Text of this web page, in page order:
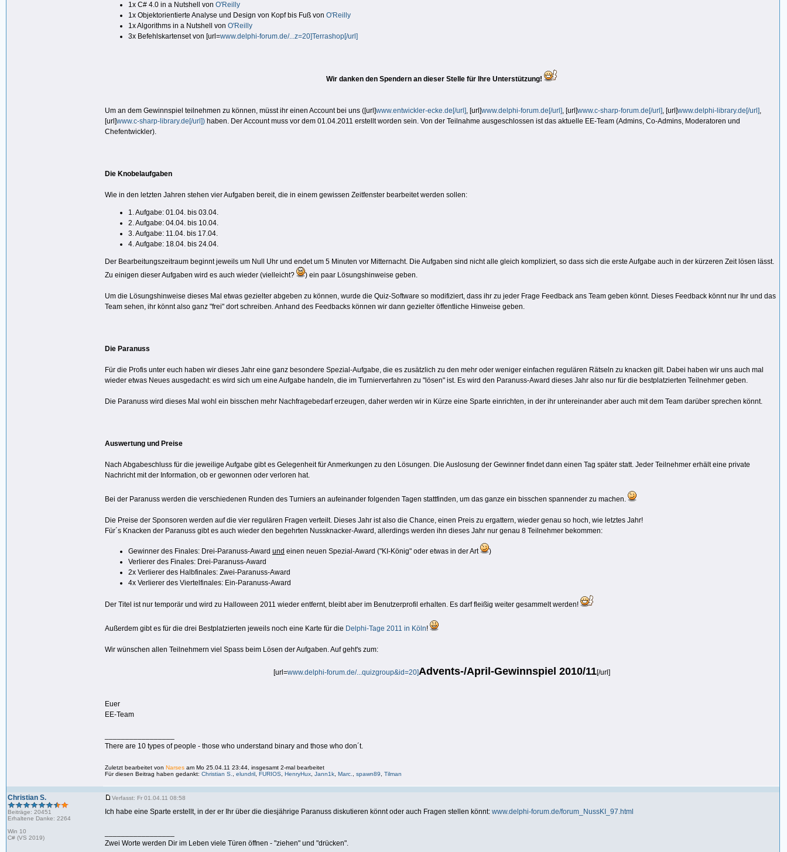
1x C# 4.0 in a Nutshell von O'Reilly
1x Objektorientierte Analyse und Design von Kopf bis Fuß von O'Reilly
1x Algorithms in a Nutshell von O'Reilly
3x Befehlskartenset von [url=www.delphi-forum.de/...z=20]Terrashop[/url]
Wir danken den Spendern an dieser Stelle für Ihre Unterstützung!
Um an dem Gewinnspiel teilnehmen zu können, müsst ihr einen Account bei uns ([url]www.entwickler-ecke.de[/url], [url]www.delphi-forum.de[/url], [url]www.c-sharp-forum.de[/url], [url]www.delphi-library.de[/url],
[url]www.c-sharp-library.de[/url]) haben. Der Account muss vor dem 01.04.2011 erstellt worden sein. Von der Teilnahme ausgeschlossen ist das aktuelle EE-Team (Admins, Co-Admins, Moderatoren und
Chefentwickler).
Die Knobelaufgaben
Wie in den letzten Jahren stehen vier Aufgaben bereit, die in einem gewissen Zeitfenster bearbeitet werden sollen:
1. Aufgabe: 01.04. bis 03.04.
2. Aufgabe: 04.04. bis 10.04.
3. Aufgabe: 11.04. bis 17.04.
4. Aufgabe: 18.04. bis 24.04.
Der Bearbeitungszeitraum beginnt jeweils um Null Uhr und endet um 5 Minuten vor Mitternacht. Die Aufgaben sind nicht alle gleich kompliziert, so dass sich die erste Aufgabe auch in der kürzeren Zeit lösen lässt.
Zu einigen dieser Aufgaben wird es auch wieder (vielleicht?
) ein paar Lösungshinweise geben.
Um die Lösungshinweise dieses Mal etwas gezielter abgeben zu können, wurde die Quiz-Software so modifiziert, dass ihr zu jeder Frage Feedback ans Team geben könnt. Dieses Feedback könnt nur Ihr und das
Team sehen, ihr könnt also ganz "frei" dort schreiben. Anhand des Feedbacks können wir dann gezielter öffentliche Hinweise geben.
Die Paranuss
Für die Profis unter euch haben wir dieses Jahr eine ganz besondere Spezial-Aufgabe, die es zusätzlich zu den mehr oder weniger einfachen regulären Rätseln zu knacken gilt. Dabei haben wir uns auch mal
wieder etwas Neues ausgedacht: es wird sich um eine Aufgabe handeln, die im Turnierverfahren zu "lösen" ist. Es wird den Paranuss-Award dieses Jahr also nur für die bestplatzierten Teilnehmer geben.
Die Paranuss wird dieses Mal wohl ein bisschen mehr Nachfragebedarf erzeugen, daher werden wir in Kürze eine Sparte einrichten, in der ihr untereinander aber auch mit dem Team darüber sprechen könnt.
Auswertung und Preise
Nach Abgabeschluss für die jeweilige Aufgabe gibt es Gelegenheit für Anmerkungen zu den Lösungen. Die Auslosung der Gewinner findet dann einen Tag später statt. Jeder Teilnehmer erhält eine private
Nachricht mit der Information, ob er gewonnen oder verloren hat.
Bei der Paranuss werden die verschiedenen Runden des Turniers an aufeinander folgenden Tagen stattfinden, um das ganze ein bisschen spannender zu machen.
Die Preise der Sponsoren werden auf die vier regulären Fragen verteilt. Dieses Jahr ist also die Chance, einen Preis zu ergattern, wieder genau so hoch, wie letztes Jahr!
Für´s Knacken der Paranuss gibt es auch wieder den begehrten Nussknacker-Award, allerdings werden ihn dieses Jahr nur genau 8 Teilnehmer bekommen:
Gewinner des Finales: Drei-Paranuss-Award und einen neuen Spezial-Award ("KI-König" oder etwas in der Art
)
Verlierer des Finales: Drei-Paranuss-Award
2x Verlierer des Halbfinales: Zwei-Paranuss-Award
4x Verlierer des Viertelfinales: Ein-Paranuss-Award
Der Titel ist nur temporär und wird zu Halloween 2011 wieder entfernt, bleibt aber im Benutzerprofil erhalten. Es darf fleißig weiter gesammelt werden!
Außerdem gibt es für die drei Bestplatzierten jeweils noch eine Karte für die Delphi-Tage 2011 in Köln!
Wir wünschen allen Teilnehmern viel Spass beim Lösen der Aufgaben. Auf geht's zum:
[url=www.delphi-forum.de/...quizgroup&id=20]Advents-/April-Gewinnspiel 2010/11[/url]
Euer
EE-Team
There are 10 types of people - those who understand binary and those who don´t.
Zuletzt bearbeitet von Narses am Mo 25.04.11 23:44, insgesamt 2-mal bearbeitet
Für diesen Beitrag haben gedankt: Christian S. elundril FURIOS HenryHux Jann1k Marc. spawn89 Tilman
Christian S.
Beiträge: 20451
Erhaltene Danke: 2264
Win 10
C# (VS 2019)
Verfasst: Fr 01.04.11 08:58
Ich habe eine Sparte erstellt, in der er Ihr über die diesjährige Paranuss diskutieren könnt oder auch Fragen stellen könnt: www.delphi-forum.de/forum_NussKI_97.html
Zwei Worte werden Dir im Leben viele Türen öffnen - "ziehen" und "drücken".